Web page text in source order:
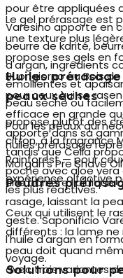
pour être appliquées
Varesino apporte en
beurre de karité,
d'argan, ingrédients
émollientes et
peau sèche ou
propose plutôt des
citron, à la fragrance
Rainforest — pour
expérience olfactive
Le gel prérasage est
une texture plus
propose ses gels en
Buongiorno au Bois
pour ceux qui se
efficace en grande
apporte dans sa
tandis que Cella
poche avec aloe vera
les plus réactives.
Huiles
peaux sèches
Pour les peaux qui
huiles prérasage
Morgan's Pre Shave
une barrière lipidique
rasage, laissant la
geste. Saponificio
l'huile d'argan en
voyage.
Poudres
Ceux qui utilisent le
différents : la lame
peau doit quand
avec trois variantes
Solutions pour